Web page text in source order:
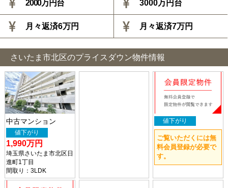
2000万円台 3000万円台
月々返済6万円 月々返済7万円
さいたま市北区のプライスダウン物件情報
中古マンション
値下がり
1,990万円
埼玉県さいたま市北区日
進町1丁目
間取り：3LDK
値下がり
ご覧いただくには無
料会員登録が必要で
す。